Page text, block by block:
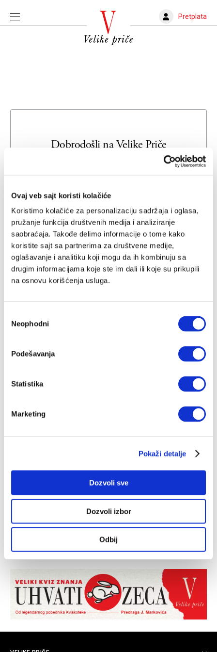
Ovaj veb sajt koristi kolačiće
Koristimo kolačiće za personalizaciju sadržaja i oglasa,
pružanje funkcija društvenih medija i analiziranje
saobraćaja. Takođe delimo informacije o tome kako
koristite sajt sa partnerima za društvene medije,
oglašavanje i analitiku koji mogu da ih kombinuju sa
drugim informacijama koje ste im dali ili koje su prikupili
na osnovu korišćenja usluga.
сагласности
Neophodni
Podešavanja
Statistika
Marketing
Pokaži detalje
Dozvoli sve
Dozvoli izbor
Odbij
Pretplata
Dobrodošli naVelike Priče
Unesite svoju adresu e-pošte da biste se prijavili ili kreirali
Email adresa
Lozinka
Zaboravljena lozinka?